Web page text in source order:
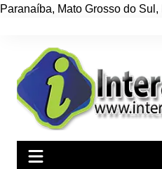
Paranaíba, Mato Grosso do Sul ,
conteúdo